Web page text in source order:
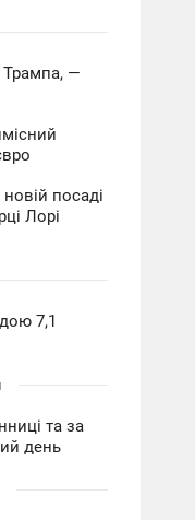
—
посаді
Лорі
7,1
та за
день